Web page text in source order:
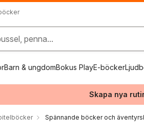
penna...
Barn & ungdomBokus PlayE-böcker
Skapa nya
Spännande böcker och